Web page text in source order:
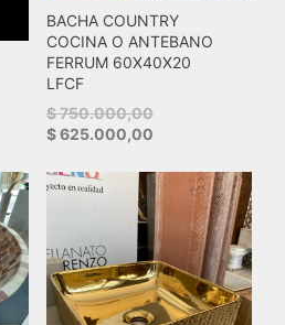
BACHA COUNTRY
COCINA O ANTEBANO
FERRUM 60X40X20
LFCF
$750.000,00Original
price
$ 750.000,00.
$625.000,00Current
is:
$ 625.000,00.